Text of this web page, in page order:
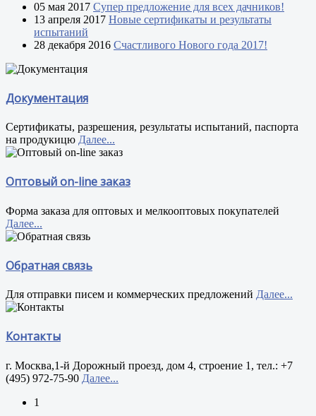
05 мая 2017 Супер предложение для всех дачников!
13 апреля 2017 Новые сертификаты и результаты
испытаний
28 декабря 2016 Счастливого Нового года 2017!
Документация
Сертификаты, разрешения, результаты испытаний, паспорта
на продукицю Далее...
Оптовый on-line заказ
Форма заказа для оптовых и мелкооптовых покупателей
Далее...
Обратная связь
Для отправки писем и коммерческих предложений Далее...
Контакты
г. Москва,1-й Дорожный проезд, дом 4, строение 1, тел.: +7
(495) 972-75-90 Далее...
1